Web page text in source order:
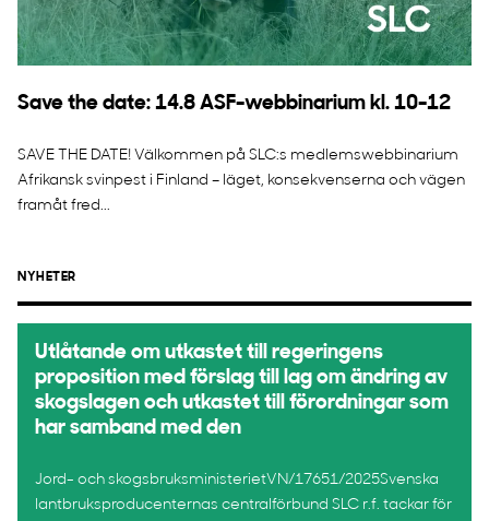
Save the date: 14.8 ASF-webbinarium kl. 10-12
SAVE THE DATE! Välkommen på SLC:s medlemswebbinarium
Afrikansk svinpest i Finland – läget, konsekvenserna och vägen
framåt fred...
NYHETER
Utlåtande om utkastet till regeringens
proposition med förslag till lag om ändring av
skogslagen och utkastet till förordningar som
har samband med den
Jord- och skogsbruksministerietVN/17651/2025Svenska
lantbruksproducenternas centralförbund SLC r.f. tackar för